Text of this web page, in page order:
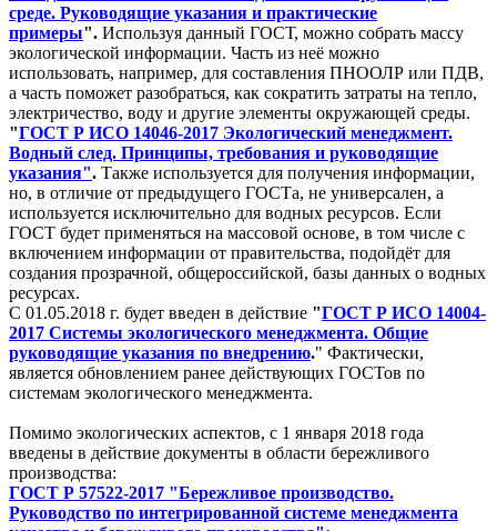
среде. Руководящие указания и практические
примеры". Используя данный ГОСТ, можно собрать массу
экологической информации. Часть из неё можно
использовать, например, для составления ПНООЛР или ПДВ,
а часть поможет разобраться, как сократить затраты на тепло,
электричество, воду и другие элементы окружающей среды.
"ГОСТ Р ИСО 14046-2017 Экологический менеджмент.
Водный след. Принципы, требования и руководящие
указания". Также используется для получения информации,
но, в отличие от предыдущего ГОСТа, не универсален, а
используется исключительно для водных ресурсов. Если
ГОСТ будет применяться на массовой основе, в том числе с
включением информации от правительства, подойдёт для
создания прозрачной, общероссийской, базы данных о водных
ресурсах.
С 01.05.2018 г. будет введен в действие "ГОСТ Р ИСО 14004-
2017 Системы экологического менеджмента. Общие
руководящие указания по внедрению." Фактически,
является обновлением ранее действующих ГОСТов по
системам экологического менеджмента.
Помимо экологических аспектов, с 1 января 2018 года
введены в действие документы в области бережливого
производства:
ГОСТ Р 57522-2017 "Бережливое производство.
Руководство по интегрированной системе менеджмента